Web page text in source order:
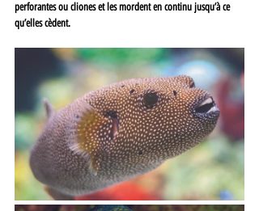
perforantes ou cliones et les mordent en continu jusqu’à ce
qu’elles cèdent.